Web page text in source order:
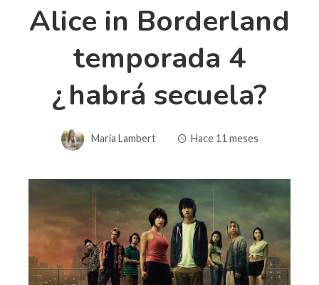
Alice in Borderland
temporada 4
¿habrá secuela?
Maria Lambert Hace 11 meses